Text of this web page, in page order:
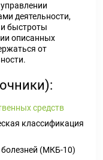
деятельности,
быстроты
описанных
от
средств
классификация
(МКБ-10)